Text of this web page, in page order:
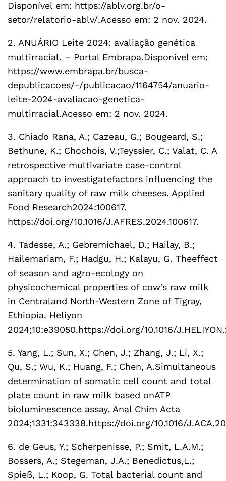
Disponível em: https://ablv.org.br/o-
setor/relatorio-ablv/.Acesso em: 2 nov. 2024.
2. ANUÁRIO Leite 2024: avaliação genética
multirracial. – Portal Embrapa.Disponível em:
https://www.embrapa.br/busca-
depublicacoes/-/publicacao/1164754/anuario-
leite-2024-avaliacao-genetica-
multirracial.Acesso em: 2 nov. 2024.
3. Chiado Rana, A.; Cazeau, G.; Bougeard, S.;
Bethune, K.; Chochois, V.;Teyssier, C.; Valat, C. A
retrospective multivariate case-control
approach to investigatefactors influencing the
sanitary quality of raw milk cheeses. Applied
Food Research2024:100617.
https://doi.org/10.1016/J.AFRES.2024.100617.
4. Tadesse, A.; Gebremichael, D.; Hailay, B.;
Hailemariam, F.; Hadgu, H.; Kalayu, G. Theeffect
of season and agro-ecology on
physicochemical properties of cow’s raw milk
in Centraland North-Western Zone of Tigray,
Ethiopia. Heliyon
2024;10:e39050.https://doi.org/10.1016/
5. Yang, L.; Sun, X.; Chen, J.; Zhang, J.; Li, X.;
Qu, S.; Wu, K.; Huang, F.; Chen, A.Simultaneous
determination of somatic cell count and total
plate count in raw milk based onATP
bioluminescence assay. Anal Chim Acta
2024;1331:343338.https://doi.org/10.1016/
6. de Geus, Y.; Scherpenisse, P.; Smit, L.A.M.;
Bossers, A.; Stegeman, J.A.; Benedictus,L.;
Spieß, L.; Koop, G. Total bacterial count and